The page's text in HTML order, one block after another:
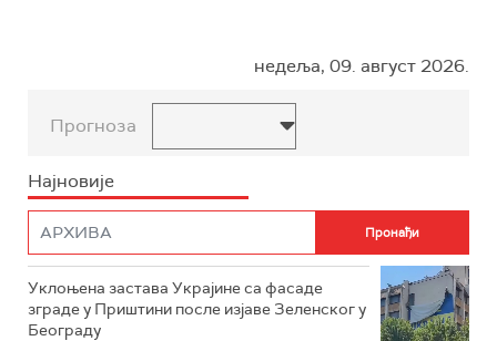
недеља, 09. август 2026.
Прогноза
Најновије
Уклоњена застава Украјине са фасаде
зграде у Приштини после изјаве Зеленског у
Београду